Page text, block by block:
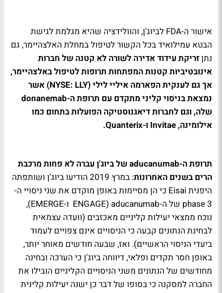
אישור ה-FDA לביוג'ן, והוולידציה שהיא מגלמת לגישת
הבטא עמילואיד בכל הקשור לטיפול במחלת האלצהיימר, גם
נתןזריקת עידוד אדירה לשורה לא קטנה של חברות
אינובטיביות קטנות המפתחות תרופות לטיפול באלצהיימר,
אך גם לענקית הפארמה איליי לילי (NYSE: LLY) אשר
נמצאת בניסוי קליני מתקדם עם תרופת ה-donanemab
שלה, וגם לחברות דיאגנוסטיקה הפועלות בתחום כמו
אילומינה, Invitae ו-Quanterix.
תרופת ה-aducanumab של ביוג'ן עברה לא פחות מרכבת
הרים בשנים האחרונות
: במרץ 2019 הודיעו ביוג'ן ושותפתה
היפנית Eisai כי הן מסיימות באופן מוקדם את שני ניסויי ה-
phase 3 של ה-aducanumab (ENGAGE ו-EMERGE),
נוכח ממצאי יעילות קליניים מאכזבים (וועדה עצמאית
לבחינת הנתונים קבעה כי הניסויים אינם צפויים לעמוד
ביעדי הניסוי הראשיים). ואז, שבעה חודשים מאוחר יותר,
באופן חסר תקדים ופלאי, דיווחה ביוג'ן כי הערכה ובחינה
מחודשים של הנתונים משני הניסויים הקליניים הובילו את
החברה למסקנה כי בסופו של דבר כן ישנה יעילות קלינית